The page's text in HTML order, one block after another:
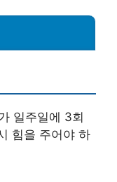
일주일에 3회
힘을 주어야 하